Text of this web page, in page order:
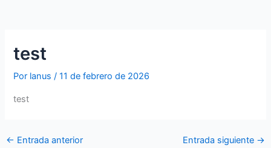
test
Por lanus/11 de febrero de 2026
test
← Entrada anterior Entrada siguiente →